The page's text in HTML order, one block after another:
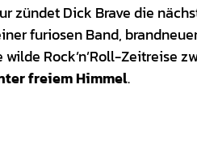
zündet Dick Brave die
furiosen Band,
Rock’n’Roll-Zeitreise
freiem Himmel.